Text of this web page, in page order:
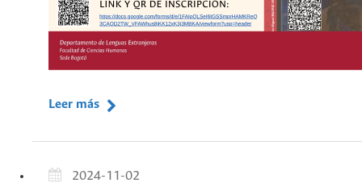
Leer más
2024-11-02